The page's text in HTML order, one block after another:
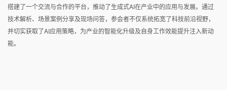
搭建了一个交流与合作的平台，推动了生成式AI在产业中的应用与发展。通过
技术解析、场景案例分享及现场问答，参会者不仅系统拓宽了科技前沿视野，
并切实获取了AI应用策略，为产业的智能化升级及自身工作效能提升注入新动
能。